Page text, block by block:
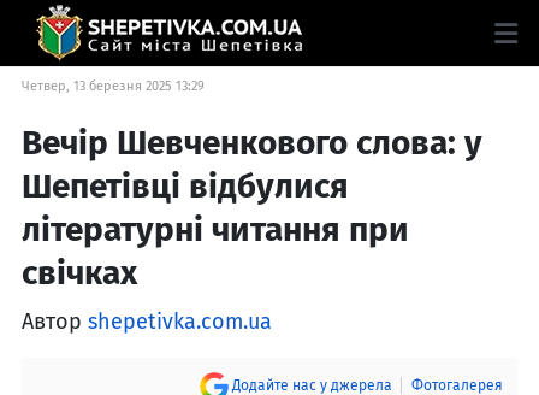
Четвер, 13 березня 2025 13:29
Вечір Шевченкового слова: у
Шепетівці відбулися
літературні читання при
свічках
Автор shepetivka.com.ua
Додайте нас у джерела Фотогалерея